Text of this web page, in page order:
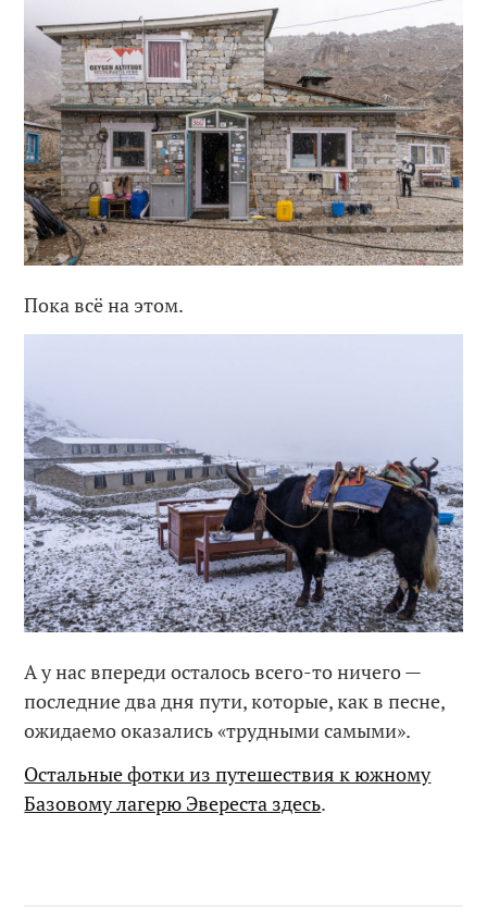
Пока всё на этом.
А у нас впереди осталось всего-то ничего —
последние два дня пути, которые, как в песне,
ожидаемо оказались «трудными самыми».
Остальные фотки из путешествия к южному
Базовому лагерю Эвереста здесь.